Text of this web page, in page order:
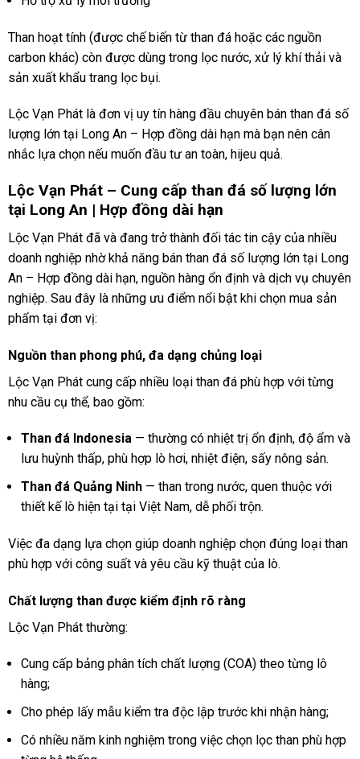
Than hoạt tính (được chế biến từ than đá hoặc các nguồn
carbon khác) còn được dùng trong lọc nước, xử lý khí thải và
sản xuất khẩu trang lọc bụi.
Lộc Vạn Phát là đơn vị uy tín hàng đầu chuyên bán than đá số
lượng lớn tại Long An – Hợp đồng dài hạn mà bạn nên cân
nhắc lựa chọn nếu muốn đầu tư an toàn, hijeu quả.
Lộc Vạn Phát – Cung cấp than đá số lượng lớn
tại Long An | Hợp đồng dài hạn
Lộc Vạn Phát đã và đang trở thành đối tác tin cậy của nhiều
doanh nghiệp nhờ khả năng bán than đá số lượng lớn tại Long
An – Hợp đồng dài hạn, nguồn hàng ổn định và dịch vụ chuyên
nghiệp. Sau đây là những ưu điểm nổi bật khi chọn mua sản
phẩm tại đơn vị:
Nguồn than phong phú, đa dạng chủng loại
Lộc Vạn Phát cung cấp nhiều loại than đá phù hợp với từng
nhu cầu cụ thể, bao gồm:
Than đá Indonesia— thường có nhiệt trị ổn định, độ ẩm và
lưu huỳnh thấp, phù hợp lò hơi, nhiệt điện, sấy nông sản.
Than đá Quảng Ninh— than trong nước, quen thuộc với
thiết kế lò hiện tại tại Việt Nam, dễ phối trộn.
Việc đa dạng lựa chọn giúp doanh nghiệp chọn đúng loại than
phù hợp với công suất và yêu cầu kỹ thuật của lò.
Chất lượng than được kiểm định rõ ràng
Lộc Vạn Phát thường:
Cung cấp bảng phân tích chất lượng (COA) theo từng lô
hàng;
Cho phép lấy mẫu kiểm tra độc lập trước khi nhận hàng;
Có nhiều năm kinh nghiệm trong việc chọn lọc than phù hợp